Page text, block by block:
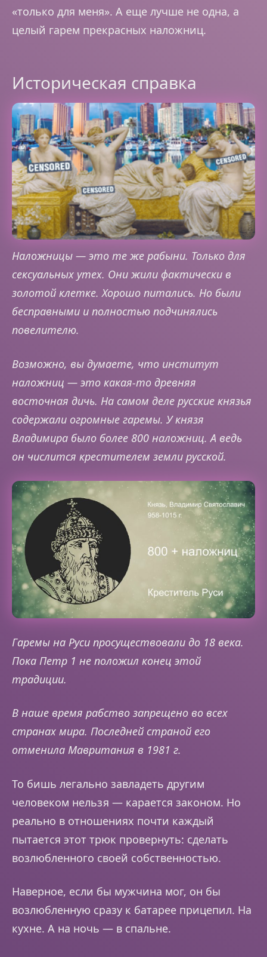
«только для меня». А еще лучше не одна, а
целый гарем прекрасных наложниц.
Историческая справка
Наложницы — это те же рабыни. Только для
сексуальных утех. Они жили фактически в
золотой клетке. Хорошо питались. Но были
бесправными и полностью подчинялись
повелителю.
Возможно, вы думаете, что институт
наложниц — это какая-то древняя
восточная дичь. На самом деле русские князья
содержали огромные гаремы. У князя
Владимира было более 800 наложниц. А ведь
он числится крестителем земли русской.
Гаремы на Руси просуществовали до 18 века.
Пока Петр 1 не положил конец этой
традиции.
В наше время рабство запрещено во всех
странах мира. Последней страной его
отменила Мавритания в 1981 г.
То бишь легально завладеть другим
человеком нельзя — карается законом. Но
реально в отношениях почти каждый
пытается этот трюк провернуть: сделать
возлюбленного своей собственностью.
Наверное, если бы мужчина мог, он бы
возлюбленную сразу к батарее прицепил. На
кухне. А на ночь — в спальне.